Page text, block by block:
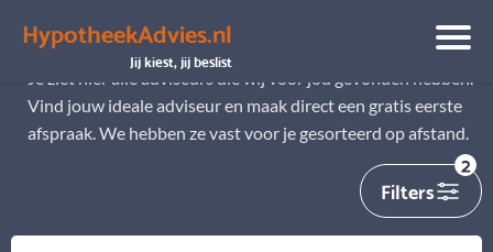
HypotheekAdvies.nl
Jij kiest, jij beslist
Alle adviseurs
Je ziet hier alle adviseurs die wij voor jou gevonden hebben.
Vind jouw ideale adviseur en maak direct een gratis eerste
afspraak. We hebben ze vast voor je gesorteerd op afstand.
Filters
2